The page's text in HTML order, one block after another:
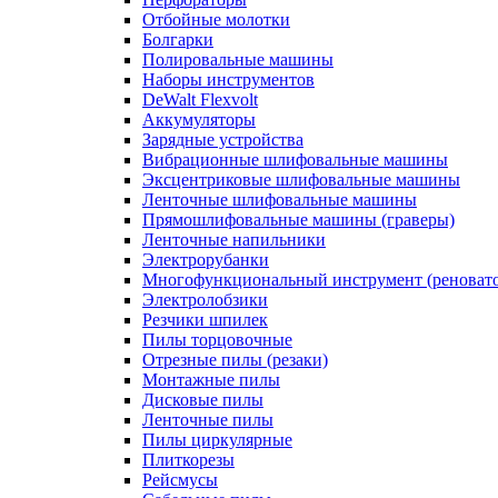
Отбойные молотки
Болгарки
Полировальные машины
Наборы инструментов
DeWalt Flexvolt
Аккумуляторы
Зарядные устройства
Вибрационные шлифовальные машины
Эксцентриковые шлифовальные машины
Ленточные шлифовальные машины
Прямошлифовальные машины (граверы)
Ленточные напильники
Электрорубанки
Многофункциональный инструмент
Электролобзики
Резчики шпилек
Пилы торцовочные
Отрезные пилы (резаки)
Монтажные пилы
Дисковые пилы
Ленточные пилы
Пилы циркулярные
Плиткорезы
Рейсмусы